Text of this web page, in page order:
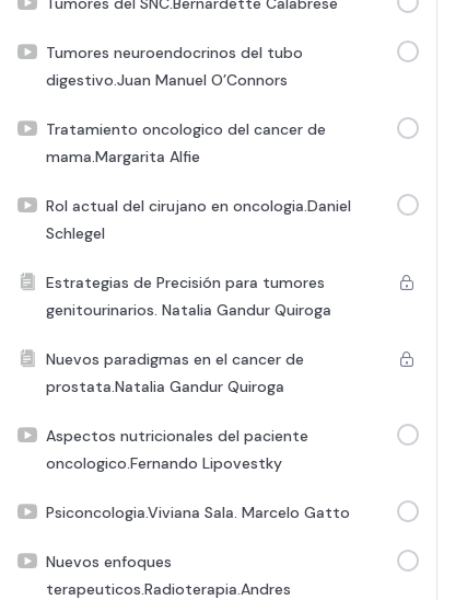
Tumores neuroendocrinos del tubo
digestivo.Juan Manuel O’Connors
Tratamiento oncologico del cancer de
mama.Margarita Alfie
Rol actual del cirujano en oncologia.Daniel
Schlegel
Estrategias de Precisión para tumores
genitourinarios. Natalia Gandur Quiroga
Nuevos paradigmas en el cancer de
prostata.Natalia Gandur Quiroga
Aspectos nutricionales del paciente
oncologico.Fernando Lipovestky
Psiconcologia.Viviana Sala. Marcelo Gatto
Nuevos enfoques
terapeuticos.Radioterapia.Andres